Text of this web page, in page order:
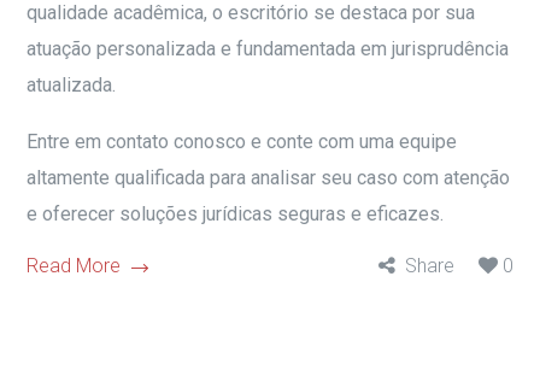
qualidade acadêmica, o escritório se destaca por sua
atuação personalizada e fundamentada em jurisprudência
atualizada.
Entre em contato conosco e conte com uma equipe
altamente qualificada para analisar seu caso com atenção
e oferecer soluções jurídicas seguras e eficazes.
Read More Share 0